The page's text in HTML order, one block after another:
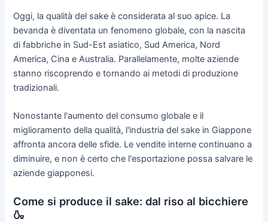
Oggi, la qualità del sake è considerata al suo apice. La
bevanda è diventata un fenomeno globale, con la nascita
di fabbriche in Sud-Est asiatico, Sud America, Nord
America, Cina e Australia. Parallelamente, molte aziende
stanno riscoprendo e tornando ai metodi di produzione
tradizionali.
Nonostante l'aumento del consumo globale e il
miglioramento della qualità, l'industria del sake in Giappone
affronta ancora delle sfide. Le vendite interne continuano a
diminuire, e non è certo che l'esportazione possa salvare le
aziende giapponesi.
Come si produce il sake: dal riso al bicchiere
🍶